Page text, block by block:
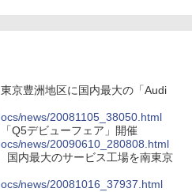
京豊洲地区に国内最大の「Audi
news/20081105_38050.html
Q5デビューフェア」開催
news/20090610_280808.html
国内最大のサービス工場を南東京
news/20081016_37937.html